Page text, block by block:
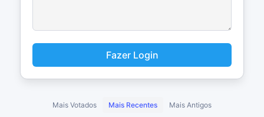
Fazer Login
Mais Votados Mais Recentes Mais Antigos